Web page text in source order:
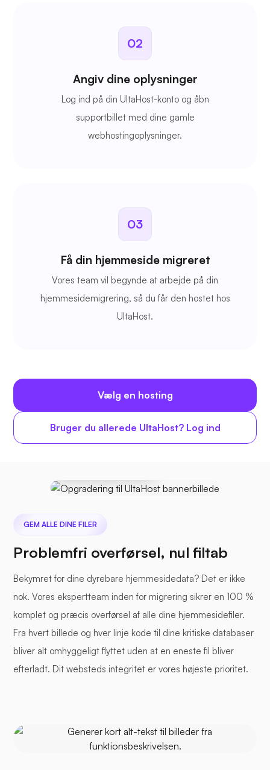
02
Angiv dine oplysninger
Log ind på din UltaHost-konto og åbn
supportbillet med dine gamle
webhostingoplysninger.
03
Få din hjemmeside migreret
Vores team vil begynde at arbejde på din
hjemmesidemigrering, så du får den hostet hos
UltaHost.
Vælg en hosting
Bruger du allerede UltaHost? Log ind
Opgradering til
GEM ALLE DINE FILER
Problemfri overførsel, nul filtab
Bekymret for dine dyrebare hjemmesidedata? Det er ikke
nok. Vores ekspertteam inden for migrering sikrer en 100 %
komplet og præcis overførsel af alle dine hjemmesidefiler.
Fra hvert billede og hver linje kode til dine kritiske databaser
bliver alt omhyggeligt flyttet uden at en eneste fil bliver
efterladt. Dit websteds integritet er vores højeste prioritet.